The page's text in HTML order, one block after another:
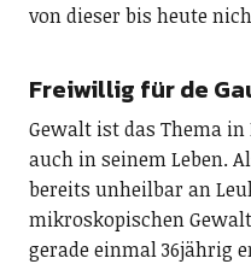
von dieser bis heute
Freiwillig für de
Gewalt ist das Thema
auch in seinem Leben.
bereits unheilbar an
mikroskopischen
gerade einmal 36jährig